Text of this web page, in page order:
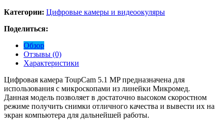
Категории: Цифровые камеры и видеоокуляры
Поделиться:
Обзор
Отзывы (0)
Характеристики
Цифровая камера ToupCam 5.1 MP предназначена для
использования с микроскопами из линейки Микромед.
Данная модель позволяет в достаточно высоком скоростном
режиме получить снимки отличного качества и вывести их на
экран компьютера для дальнейшей работы.